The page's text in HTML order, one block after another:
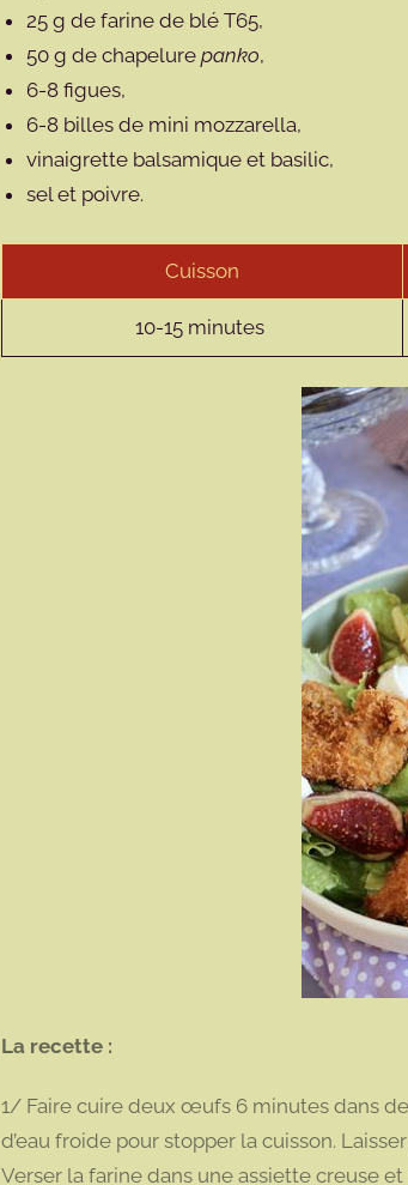
25 g de farine de blé T65,
50 g de chapelure panko,
6-8 figues,
6-8 billes de mini mozzarella,
vinaigrette balsamique et basilic,
sel et poivre.
Cuisson
10-15 minutes
La recette :
1/ Faire cuire deux œufs 6 minutes dans
d’eau froide pour stopper la cuisson.
Verser la farine dans une assiette creuse